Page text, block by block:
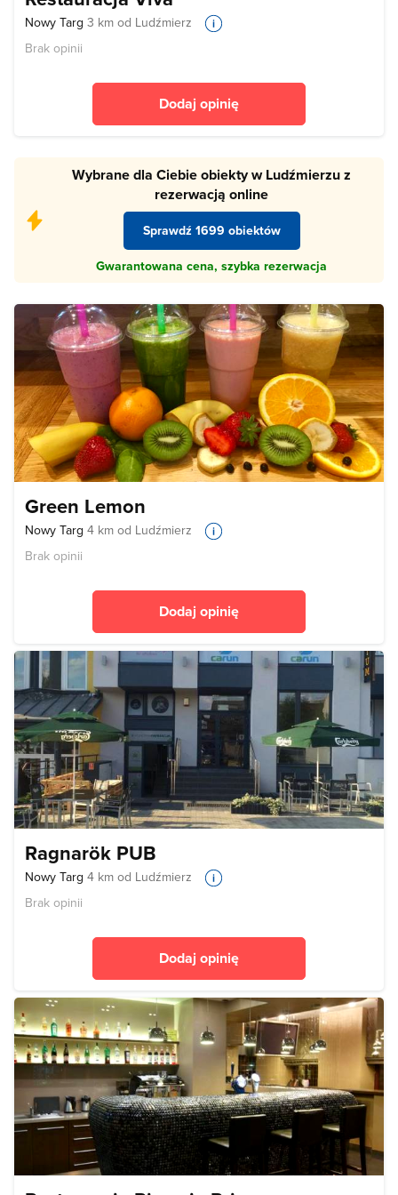
Nowy Targ 3 km od Ludźmierz
Brak opinii
Dodaj opinię
Wybrane dla Ciebie obiekty w Ludźmierzu z
rezerwacją online
Sprawdź 1699 obiektów
Gwarantowana cena, szybka rezerwacja
Green Lemon
Nowy Targ 4 km od Ludźmierz
Brak opinii
Dodaj opinię
Ragnarök PUB
Nowy Targ 4 km od Ludźmierz
Brak opinii
Dodaj opinię